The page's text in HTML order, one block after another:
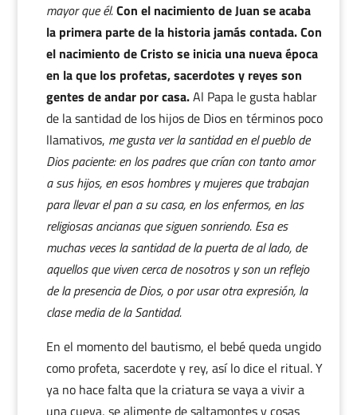
mayor que él.Con el nacimiento de Juan se acaba
la primera parte de la historia jamás contada. Con
el nacimiento de Cristo se inicia una nueva época
en la que los profetas, sacerdotes y reyes son
gentes de andar por casa.Al Papa le gusta hablar
de la santidad de los hijos de Dios en términos poco
llamativos, me gusta ver la santidad en el pueblo de
Dios paciente: en los padres que crían con tanto amor
a sus hijos, en esos hombres y mujeres que trabajan
para llevar el pan a su casa, en los enfermos, en las
religiosas ancianas que siguen sonriendo. Esa es
muchas veces la santidad de la puerta de al lado, de
aquellos que viven cerca de nosotros y son un reflejo
de la presencia de Dios, o por usar otra expresión, la
clase media de la Santidad.
En el momento del bautismo, el bebé queda ungido
como profeta, sacerdote y rey, así lo dice el ritual. Y
ya no hace falta que la criatura se vaya a vivir a
una cueva, se alimente de saltamontes y cosas